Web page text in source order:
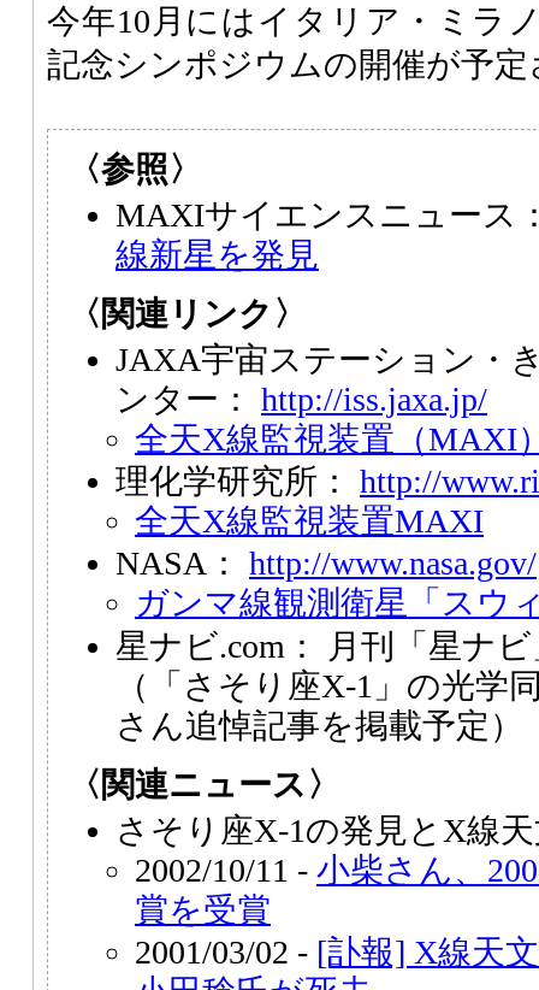
今年10月にはイタリア・ミラ
記念シンポジウムの開催が予
〈参照〉
MAXIサイエンスニュース
線新星を発見
〈関連リンク〉
JAXA宇宙ステーション・
ンター： http://iss.jaxa.jp/
全天X線監視装置（MAXI
理化学研究所： http://
全天X線監視装置MAXI
NASA： http://www.nasa.gov/
ガンマ線観測衛星「スウ
星ナビ.com： 月刊「星ナ
（「さそり座X-1」の光学
さん追悼記事を掲載予定）
〈関連ニュース〉
さそり座X-1の発見とX線
2002/10/11 - 小柴さん、
賞を受賞
2001/03/02 - [訃報] X線天